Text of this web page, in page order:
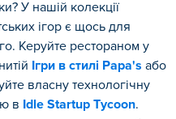
У нашій колекції
ігор є щось для
Керуйте рестораном у
Ігри в стилі Papa's або
власну технологічну
в Idle Startup Tycoon.